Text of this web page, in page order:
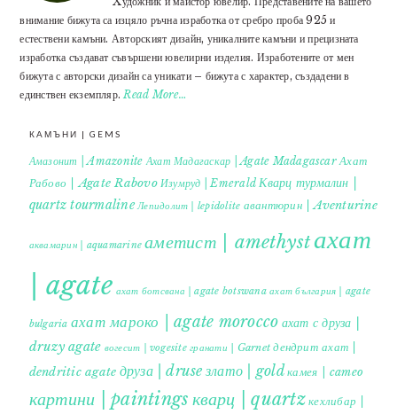
внимание бижута са изцяло ръчна изработка от сребро проба 925 и
естествени камъни. Авторският дизайн, уникалните камъни и прецизната
изработка създават съвършени ювелирни изделия. Изработените от мен
бижута с авторски дизайн са уникати – бижута с характер, създадени в
единствен екземпляр.Read More…
КАМЪНИ | GEMS
Амазонит | Amazonite Ахат Мадагаскар | Agate Madagascar Ахат
Рабово | Agate Rabovo Изумруд | Emerald Кварц турмалин |
quartz tourmaline Лепидолит | lepidolite авантюрин | Aventurine
аквамарин | aquamarine аметист | amethystахат
| agate ахат ботсвана | agate botswana ахат българия | agate
bulgaria ахат мароко | agate morocco ахат с друза |
druzy agate вогесит | vogesite гранати | Garnet дендрит ахат |
dendritic agate друза | druse злато | gold камея | cameo
картини | paintings кварц | quartzкехлибар |